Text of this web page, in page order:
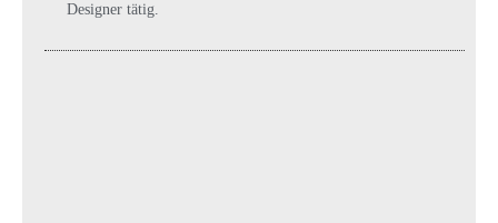
Designer tätig.